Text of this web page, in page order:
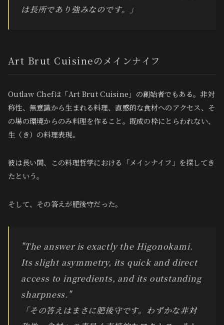
は長所であり強みなのです。」
Art Brut Cuisineのメインナイフ
Outlaw Chefは「Art Brut Cuisine」の創始者でもある。非対
称性、無意識から生まれる料理、直感的な食材へのアクセス、そ
の場の環境からのみ料理を作ること。既成の枠にとらわれない、
生（き）の料理表現。
彼は長い間、この料理哲学における「メインナイフ」を探してき
たという。
そして、その答えが肥後守だった。
"The answer is exactly the Higonokami.
Its slight asymmetry, its quick and direct
access to ingredients, and its outstanding
sharpness."
「その答えはまさに肥後守です。わずかな非対